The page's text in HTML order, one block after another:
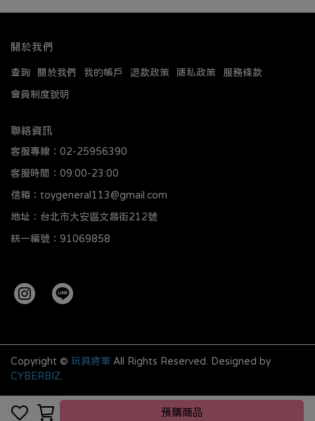
預購商品
關於我們
查詢 關於我們 我的帳戶 退款政策 隱私政策
服務條款
會員制度說明
聯絡資訊
客服專線：02-25956390
客服時間：09:00-23:00
信箱：toygeneral113@gmail.com
地址：台北市大安區文昌街212號
統一編號：91069858
Copyright © 玩具將軍 All Rights Reserved.
Designed by
CYBERBIZ